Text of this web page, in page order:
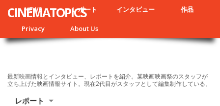
NEWS レポート インタビュー 作品
Privacy About Us
CINEMATOPICS
最新映画情報とインタビュー、レポートを紹介。某映画映画祭のスタッフが
立ち上げた映画情報サイト。現在2代目がスタッフとして編集制作している。
レポート